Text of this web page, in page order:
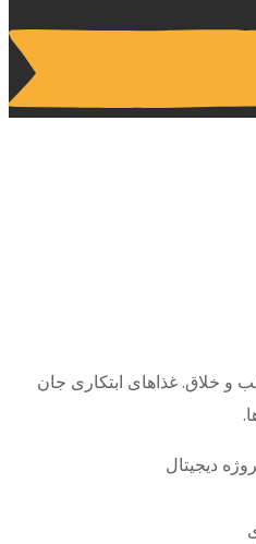
و خلاق. غذاهای ابتکاری جان
دیجیتال